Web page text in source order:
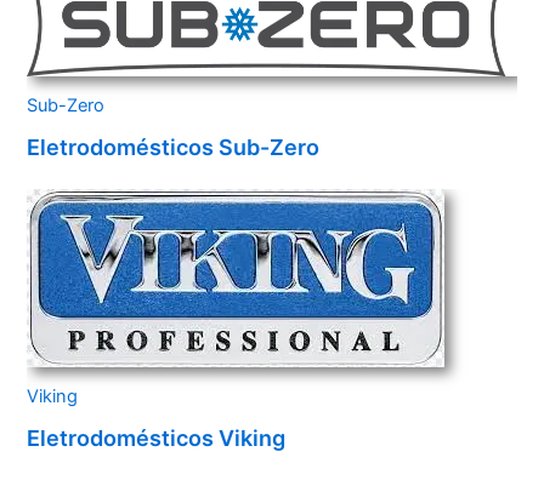
Sub-Zero
Eletrodomésticos Sub-Zero
Viking
Eletrodomésticos Viking